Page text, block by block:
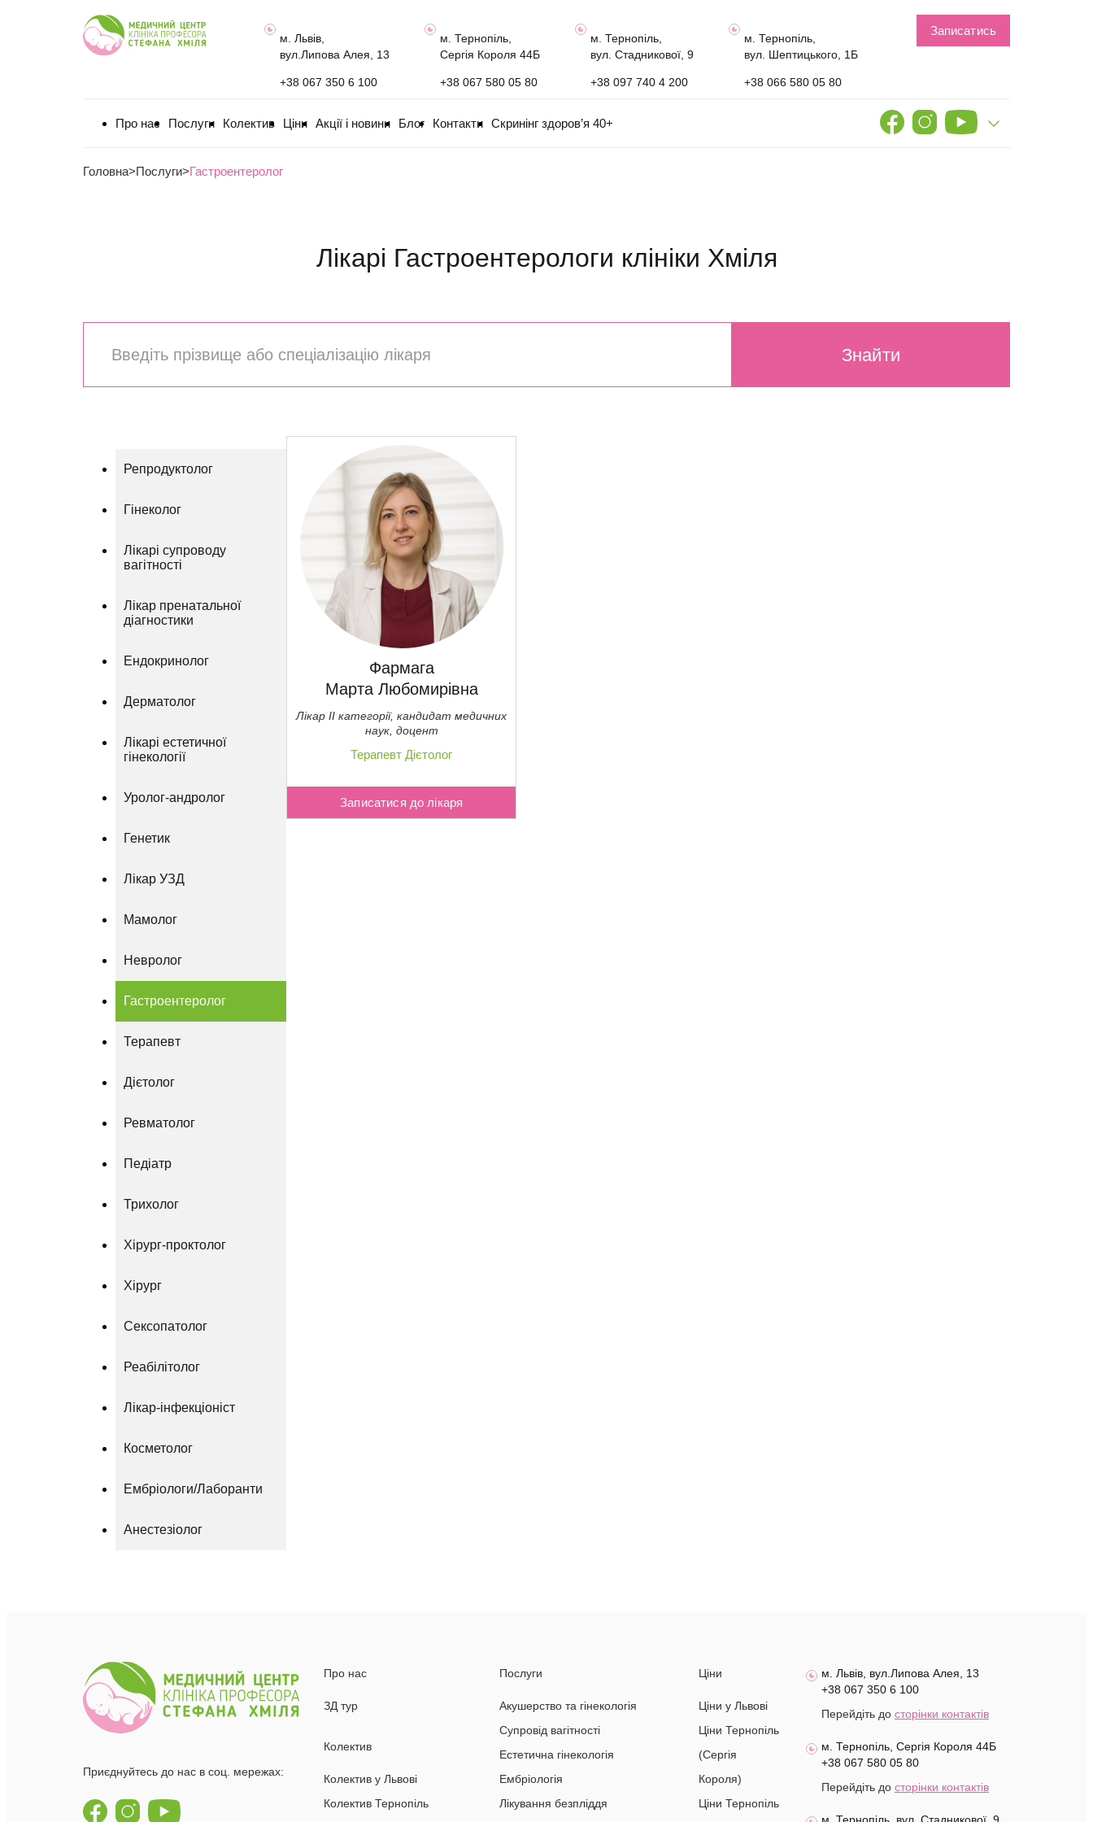
м. Львів,
вул.Липова Алея, 13
+38 067 350 6 100
м. Тернопіль,
Сергія Короля 44Б
+38 067 580 05 80
м. Тернопіль,
вул. Стадникової, 9
+38 097 740 4 200
м. Тернопіль,
вул. Шептицького, 1Б
+38 066 580 05 80
Записатись
Про нас Послуги Колектив Ціни Акції і новини Блог Контакти Скринінг здоров’я 40+
Головна>Послуги>Гастроентеролог
Лікарі Гастроентерологи клініки Хміля
Знайти
Репродуктолог
Гінеколог
Лікарі супроводу
вагітності
Лікар пренатальної
діагностики
Ендокринолог
Дерматолог
Лікарі естетичної
гінекології
Уролог-андролог
Генетик
Лікар УЗД
Мамолог
Невролог
Гастроентеролог
Терапевт
Дієтолог
Ревматолог
Педіатр
Трихолог
Хірург-проктолог
Хірург
Сексопатолог
Реабілітолог
Лікар-інфекціоніст
Косметолог
Ембріологи/Лаборанти
Анестезіолог
Фармага
Марта Любомирівна
Лікар ІІ категорії, кандидат медичних
наук, доцент
Терапевт Дієтолог
Записатися до лікаря
Приєднуйтесь до нас в соц. мережах:
Про нас
ЗД тур
Колектив
Колектив у Львові
Колектив Тернопіль
Послуги
Акушерство та гінекологія
Супровід вагітності
Естетична гінекологія
Ембріологія
Лікування безпліддя
Ціни
Ціни у Львові
Ціни Тернопіль
(Сергія
Короля)
Ціни Тернопіль
м. Львів, вул.Липова Алея, 13
+38 067 350 6 100
Перейдіть до сторінки контактів
м. Тернопіль, Сергія Короля 44Б
+38 067 580 05 80
Перейдіть до сторінки контактів